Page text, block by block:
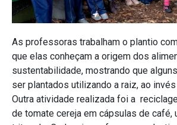
As professoras trabalham o plantio
que elas conheçam a origem dos
sustentabilidade, mostrando que
ser plantados utilizando a raiz, ao
Outra atividade realizada foi a
de tomate cereja em cápsulas de café,